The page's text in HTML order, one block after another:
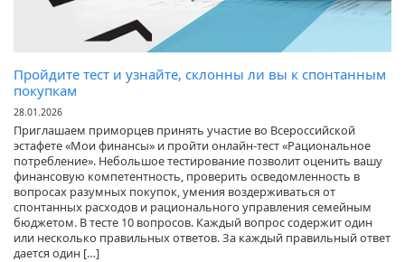
Пройдите тест и узнайте, склонны ли вы к спонтанным
покупкам
28.01.2026
Приглашаем приморцев принять участие во Всероссийской
эстафете «Мои финансы» и пройти онлайн-тест «Рациональное
потребление». Небольшое тестирование позволит оценить вашу
финансовую компетентность, проверить осведомленность в
вопросах разумных покупок, умения воздерживаться от
спонтанных расходов и рационального управления семейным
бюджетом. В тесте 10 вопросов. Каждый вопрос содержит один
или несколько правильных ответов. За каждый правильный ответ
дается один […]